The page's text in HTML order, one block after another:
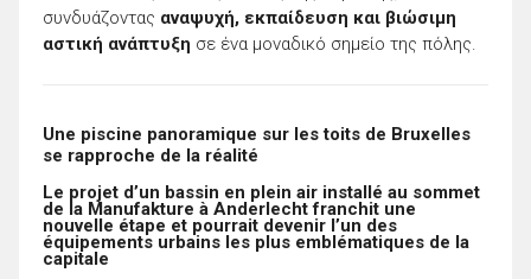
συνδυάζοντας αναψυχή, εκπαίδευση και βιώσιμη
αστική ανάπτυξη σε ένα μοναδικό σημείο της πόλης.
Une piscine panoramique sur les toits de Bruxelles
se rapproche de la réalité
Le projet d’un bassin en plein air installé au sommet
de la Manufakture à Anderlecht franchit une
nouvelle étape et pourrait devenir l’un des
équipements urbains les plus emblématiques de la
capitale